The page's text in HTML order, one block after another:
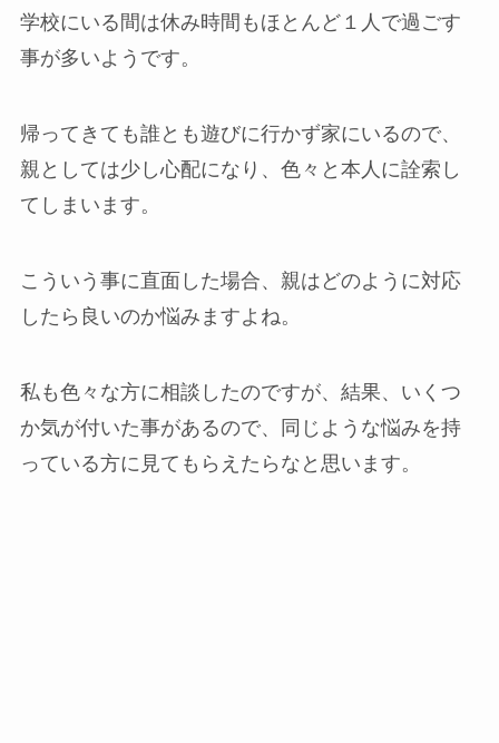
学校にいる間は休み時間もほとんど１人で過ごす
事が多いようです。
帰ってきても誰とも遊びに行かず家にいるので、
親としては少し心配になり、色々と本人に詮索し
てしまいます。
こういう事に直面した場合、親はどのように対応
したら良いのか悩みますよね。
私も色々な方に相談したのですが、結果、いくつ
か気が付いた事があるので、同じような悩みを持
っている方に見てもらえたらなと思います。